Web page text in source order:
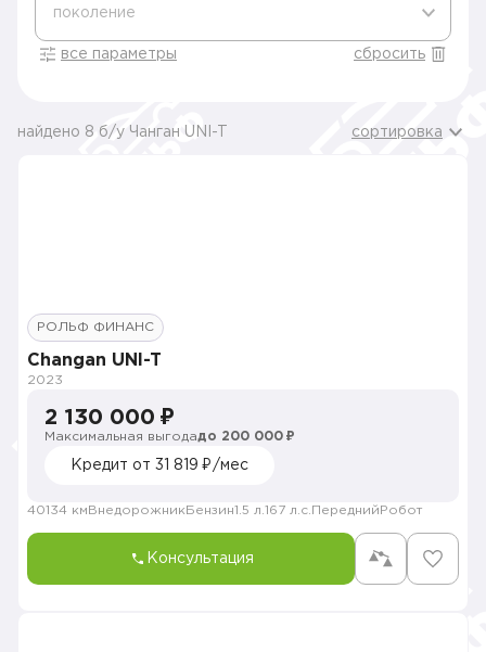
поколение
все параметры сбросить
найдено 8 б/у Чанган UNI-T сортировка
РОЛЬФ ФИНАНС
Changan UNI-T
2023
2 130 000 ₽
Максимальная выгодадо 200 000 ₽
Кредит от 31 819 ₽/мес
40134 км Внедорожник Бензин1.5 л. 167 л.с. Передний Робот
Консультация